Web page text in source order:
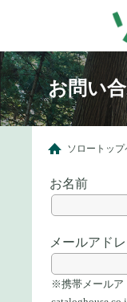
お問い
ソロートップ
お名前
メールアド
※携帯メールア